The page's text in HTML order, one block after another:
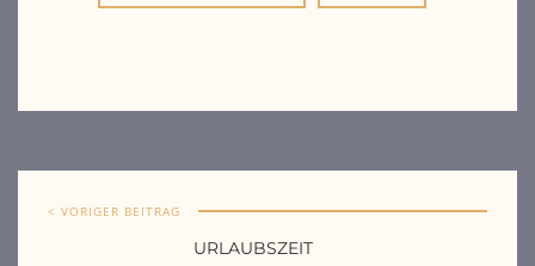
< VORIGER BEITRAG
URLAUBSZEIT